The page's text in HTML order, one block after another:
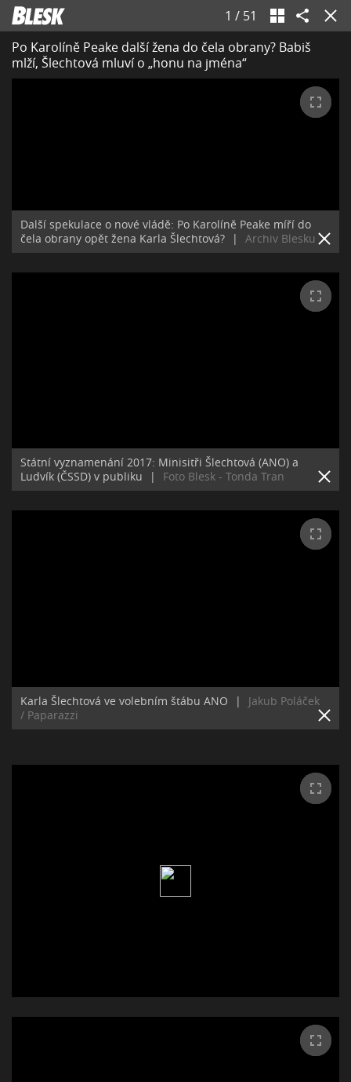
1 / 51
Po Karolíně Peake další žena do čela obrany? Babiš
mlží, Šlechtová mluví o „honu na jména“
Další spekulace o nové vládě: Po Karolíně Peake míří do
čela obrany opět žena Karla Šlechtová?
| Archiv Blesku
Státní vyznamenání 2017: Minisitři Šlechtová (ANO) a
Ludvík (ČSSD) v publiku
| Foto Blesk - Tonda Tran
Karla Šlechtová ve volebním štábu ANO |
Jakub Poláček
/ Paparazzi